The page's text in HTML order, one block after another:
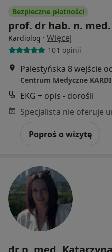
Bezpieczne płatności
prof. dr hab. n.
Kardiolog · Więcej
101 opinii
Centrum Medyczne
EKG + opis - dorośli
Poproś o wizytę